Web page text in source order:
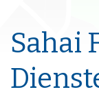
Sahai